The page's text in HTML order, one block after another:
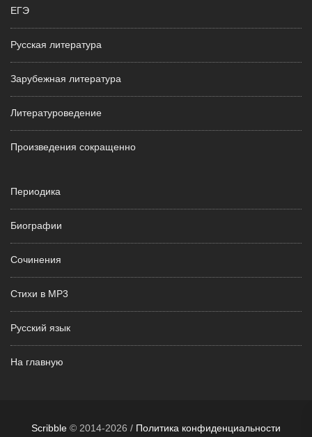
ЕГЭ
Русская литература
Зарубежная литература
Литературоведение
Произведения сокращенно
Периодика
Биографии
Сочинения
Стихи в MP3
Русский язык
На главную
Scribble © 2014-2026 / Политика конфиденциальности